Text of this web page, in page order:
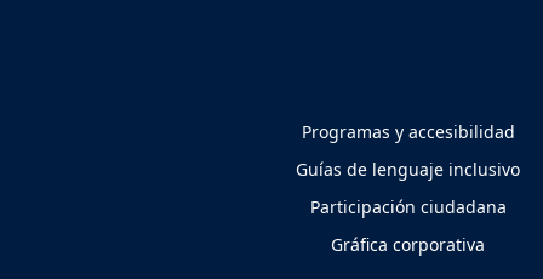
Programas y accesibilidad
Guías de lenguaje inclusivo
Participación ciudadana
Gráfica corporativa